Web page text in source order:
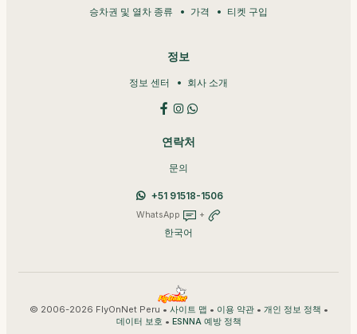
승차권 및 열차 종류 가격 티켓 구입
정보
정보 센터 회사 소개
연락처
문의
+51 91518-1506
WhatsApp +
한국어
© 2006-2026 FlyOnNet Peru • 사이트 맵 • 이용 약관• 개인 정보 정책 •
데이터 보호 • ESNNA 예방 정책